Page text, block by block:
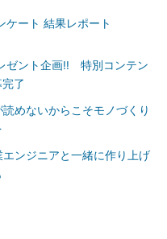
ケート 結果レポート
ゼント企画!! 特別コンテン
了
めないからこそモノづくり
ンジニアと一緒に作り上げ